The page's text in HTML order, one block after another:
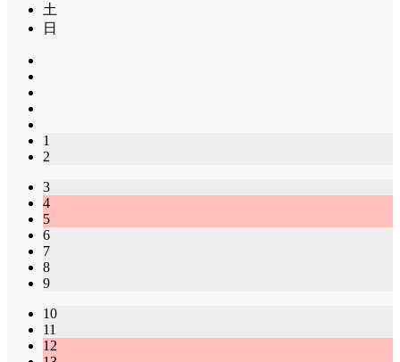
土
日
1
2
3
4
5
6
7
8
9
10
11
12